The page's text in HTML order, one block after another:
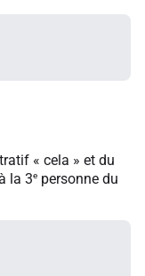
« cela » et du
la 3e personne du